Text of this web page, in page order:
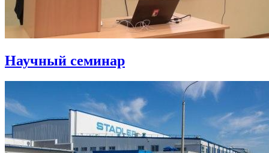
Научный семинар